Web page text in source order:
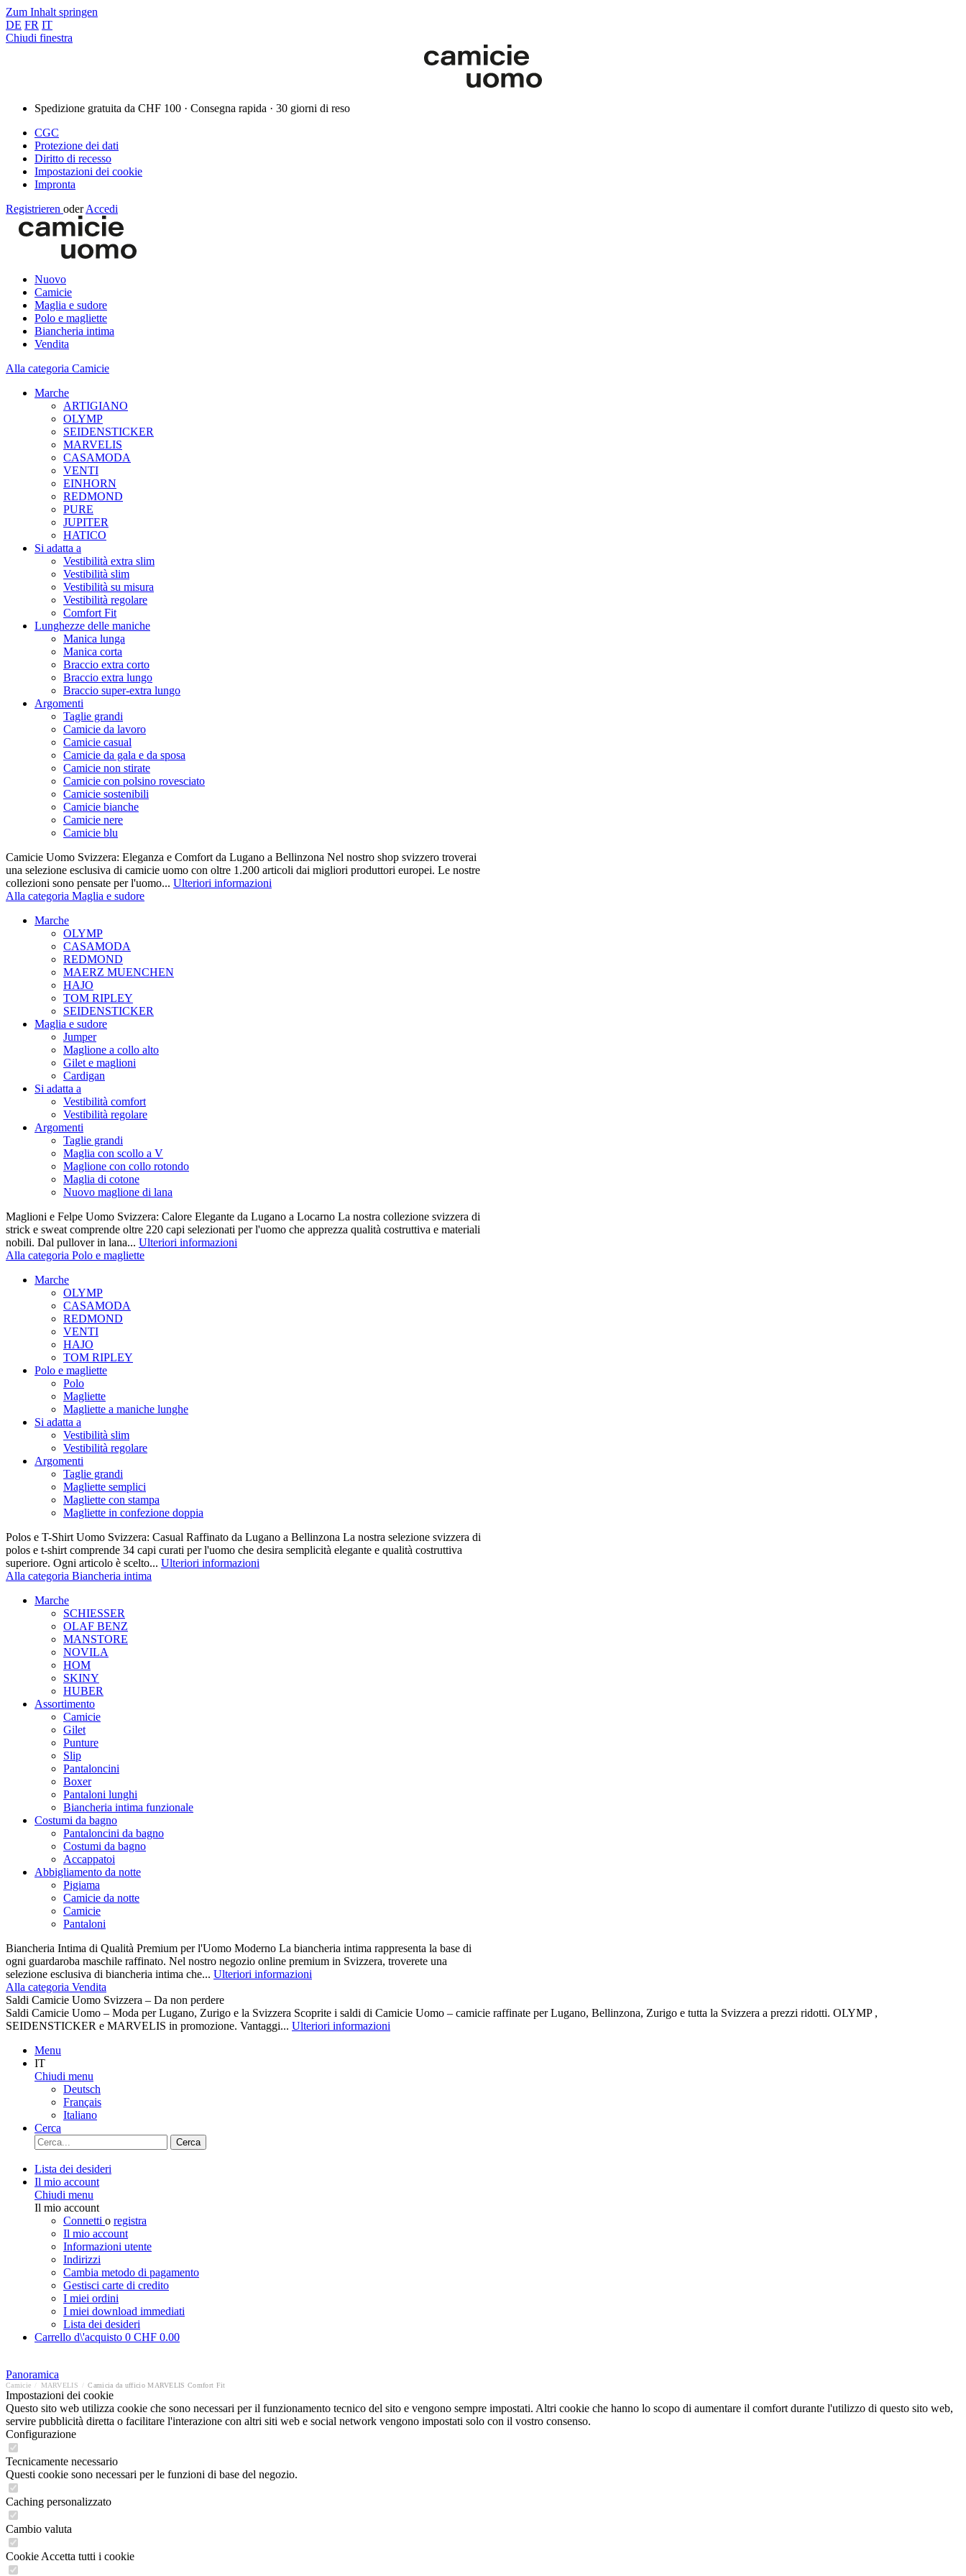
Zum Inhalt springen
DE FR IT
Chiudi finestra
Spedizione gratuita da CHF 100 · Consegna rapida · 30 giorni di reso
CGC
Protezione dei dati
Diritto di recesso
Impostazioni dei cookie
Impronta
Registrieren oder Accedi
Nuovo
Camicie
Maglia e sudore
Polo e magliette
Biancheria intima
Vendita
Alla categoria Camicie
Marche
ARTIGIANO
OLYMP
SEIDENSTICKER
MARVELIS
CASAMODA
VENTI
EINHORN
REDMOND
PURE
JUPITER
HATICO
Si adatta a
Vestibilità extra slim
Vestibilità slim
Vestibilità su misura
Vestibilità regolare
Comfort Fit
Lunghezze delle maniche
Manica lunga
Manica corta
Braccio extra corto
Braccio extra lungo
Braccio super-extra lungo
Argomenti
Taglie grandi
Camicie da lavoro
Camicie casual
Camicie da gala e da sposa
Camicie non stirate
Camicie con polsino rovesciato
Camicie sostenibili
Camicie bianche
Camicie nere
Camicie blu
Camicie Uomo Svizzera: Eleganza e Comfort da Lugano a Bellinzona Nel nostro shop svizzero troverai
una selezione esclusiva di camicie uomo con oltre 1.200 articoli dai migliori produttori europei. Le nostre
collezioni sono pensate per l'uomo... Ulteriori informazioni
Alla categoria Maglia e sudore
Marche
OLYMP
CASAMODA
REDMOND
MAERZ MUENCHEN
HAJO
TOM RIPLEY
SEIDENSTICKER
Maglia e sudore
Jumper
Maglione a collo alto
Gilet e maglioni
Cardigan
Si adatta a
Vestibilità comfort
Vestibilità regolare
Argomenti
Taglie grandi
Maglia con scollo a V
Maglione con collo rotondo
Maglia di cotone
Nuovo maglione di lana
Maglioni e Felpe Uomo Svizzera: Calore Elegante da Lugano a Locarno La nostra collezione svizzera di
strick e sweat comprende oltre 220 capi selezionati per l'uomo che apprezza qualità costruttiva e materiali
nobili. Dal pullover in lana... Ulteriori informazioni
Alla categoria Polo e magliette
Marche
OLYMP
CASAMODA
REDMOND
VENTI
HAJO
TOM RIPLEY
Polo e magliette
Polo
Magliette
Magliette a maniche lunghe
Si adatta a
Vestibilità slim
Vestibilità regolare
Argomenti
Taglie grandi
Magliette semplici
Magliette con stampa
Magliette in confezione doppia
Polos e T-Shirt Uomo Svizzera: Casual Raffinato da Lugano a Bellinzona La nostra selezione svizzera di
polos e t-shirt comprende 34 capi curati per l'uomo che desira semplicità elegante e qualità costruttiva
superiore. Ogni articolo è scelto... Ulteriori informazioni
Alla categoria Biancheria intima
Marche
SCHIESSER
OLAF BENZ
MANSTORE
NOVILA
HOM
SKINY
HUBER
Assortimento
Camicie
Gilet
Punture
Slip
Pantaloncini
Boxer
Pantaloni lunghi
Biancheria intima funzionale
Costumi da bagno
Pantaloncini da bagno
Costumi da bagno
Accappatoi
Abbigliamento da notte
Pigiama
Camicie da notte
Camicie
Pantaloni
Biancheria Intima di Qualità Premium per l'Uomo Moderno La biancheria intima rappresenta la base di
ogni guardaroba maschile raffinato. Nel nostro negozio online premium in Svizzera, troverete una
selezione esclusiva di biancheria intima che... Ulteriori informazioni
Alla categoria Vendita
Saldi Camicie Uomo Svizzera – Da non perdere
Saldi Camicie Uomo – Moda per Lugano, Zurigo e la Svizzera Scoprite i saldi di Camicie Uomo – camicie raffinate per Lugano, Bellinzona, Zurigo e tutta la Svizzera a prezzi ridotti. OLYMP ,
SEIDENSTICKER e MARVELIS in promozione. Vantaggi... Ulteriori informazioni
Menu
IT
Chiudi menu
Deutsch
Français
Italiano
Cerca
Cerca
Lista dei desideri
Il mio account
Chiudi menu
Il mio account
Connetti o registra
Il mio account
Informazioni utente
Indirizzi
Cambia metodo di pagamento
Gestisci carte di credito
I miei ordini
I miei download immediati
Lista dei desideri
Carrello d\'acquisto 0 CHF 0.00
Panoramica
Camicie MARVELIS Camicia da ufficio MARVELIS Comfort Fit
Impostazioni dei cookie
Questo sito web utilizza cookie che sono necessari per il funzionamento tecnico del sito e vengono sempre impostati. Altri cookie che hanno lo scopo di aumentare il comfort durante l'utilizzo di questo sito web,
servire pubblicità diretta o facilitare l'interazione con altri siti web e social network vengono impostati solo con il vostro consenso.
Configurazione
Tecnicamente necessario
Questi cookie sono necessari per le funzioni di base del negozio.
Caching personalizzato
Cambio valuta
Cookie Accetta tutti i cookie